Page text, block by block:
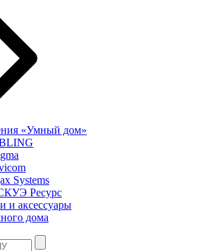
«Умный дом»
Systems
Ресурс
и аксессуары
дома